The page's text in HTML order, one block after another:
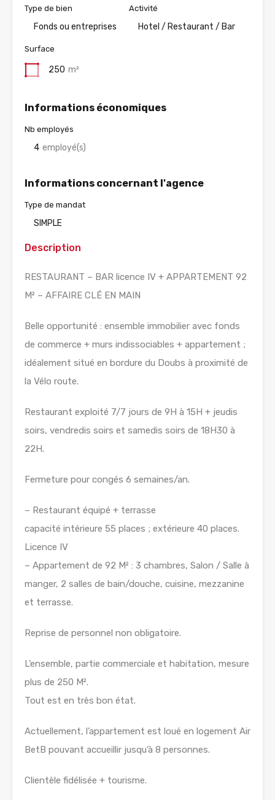
Type de bien
Fonds ou entreprises
Activité
Hotel / Restaurant / Bar
Surface
250 m²
Informations économiques
Nb employés
4 employé(s)
Informations concernant l'agence
Type de mandat
SIMPLE
Description
RESTAURANT – BAR licence IV + APPARTEMENT 92
M² – AFFAIRE CLÉ EN MAIN
Belle opportunité : ensemble immobilier avec fonds
de commerce + murs indissociables + appartement ;
idéalement situé en bordure du Doubs à proximité de
la Vélo route.
Restaurant exploité 7/7 jours de 9H à 15H + jeudis
soirs, vendredis soirs et samedis soirs de 18H30 à
22H.
Fermeture pour congés 6 semaines/an.
– Restaurant équipé + terrasse
capacité intérieure 55 places ; extérieure 40 places.
Licence IV
– Appartement de 92 M² : 3 chambres, Salon / Salle à
manger, 2 salles de bain/douche, cuisine, mezzanine
et terrasse.
Reprise de personnel non obligatoire.
L’ensemble, partie commerciale et habitation, mesure
plus de 250 M².
Tout est en très bon état.
Actuellement, l’appartement est loué en logement Air
BetB pouvant accueillir jusqu’à 8 personnes.
Clientèle fidélisée + tourisme.